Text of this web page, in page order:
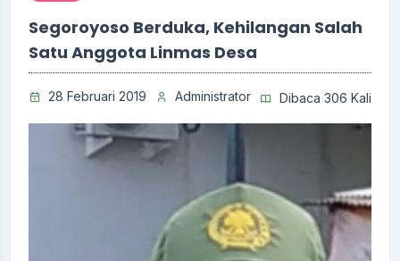
Segoroyoso Berduka, Kehilangan Salah
Satu Anggota Linmas Desa
28 Februari 2019 Administrator Dibaca 306 Kali